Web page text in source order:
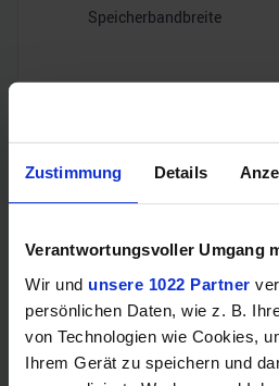
Zustimmung Details
Verantwortungsvoller Umgang
Wir und unsere 1022 Partner
persönlichen Daten, wie z. B.
von Technologien wie Cookies,
Ihrem Gerät zu speichern und
Speicherbandbreite
Videoanschlüsse
DisplayPort